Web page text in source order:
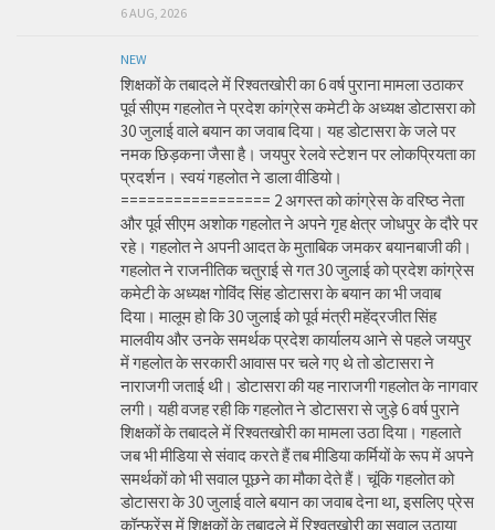
6 AUG, 2026
NEW
शिक्षकों के तबादले में रिश्वतखोरी का 6 वर्ष पुराना मामला उठाकर
पूर्व सीएम गहलोत ने प्रदेश कांग्रेस कमेटी के अध्यक्ष डोटासरा को
30 जुलाई वाले बयान का जवाब दिया। यह डोटासरा के जले पर
नमक छिड़कना जैसा है। जयपुर रेलवे स्टेशन पर लोकप्रियता का
प्रदर्शन। स्वयं गहलोत ने डाला वीडियो।
================= 2 अगस्त को कांग्रेस के वरिष्ठ नेता
और पूर्व सीएम अशोक गहलोत ने अपने गृह क्षेत्र जोधपुर के दौरे पर
रहे। गहलोत ने अपनी आदत के मुताबिक जमकर बयानबाजी की।
गहलोत ने राजनीतिक चतुराई से गत 30 जुलाई को प्रदेश कांग्रेस
कमेटी के अध्यक्ष गोविंद सिंह डोटासरा के बयान का भी जवाब
दिया। मालूम हो कि 30 जुलाई को पूर्व मंत्री महेंद्रजीत सिंह
मालवीय और उनके समर्थक प्रदेश कार्यालय आने से पहले जयपुर
में गहलोत के सरकारी आवास पर चले गए थे तो डोटासरा ने
नाराजगी जताई थी। डोटासरा की यह नाराजगी गहलोत के नागवार
लगी। यही वजह रही कि गहलोत ने डोटासरा से जुड़े 6 वर्ष पुराने
शिक्षकों के तबादले में रिश्वतखोरी का मामला उठा दिया। गहलाते
जब भी मीडिया से संवाद करते हैं तब मीडिया कर्मियों के रूप में अपने
समर्थकों को भी सवाल पूछने का मौका देते हैं। चूंकि गहलोत को
डोटासरा के 30 जुलाई वाले बयान का जवाब देना था, इसलिए प्रेस
कॉन्फ्रेंस में शिक्षकों के तबादले में रिश्वतखोरी का सवाल उठाया